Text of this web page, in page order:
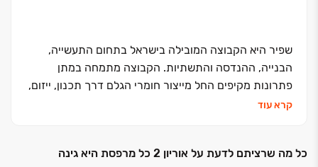
שפיר היא הקבוצה המובילה בישראל בתחום התעשייה,
הבנייה, ההנדסה והתשתיות. הקבוצה מתמחה במתן
פתרונות מקיפים החל מייצור חומרי הגלם דרך תכנון, ייזום,
הקמה והפעלה של הפרויקטים ההנדסיים הגדולים ביותר.
קרא עוד
כל מה שרציתם לדעת על אוריון 2 כל מרפסת היא גינה